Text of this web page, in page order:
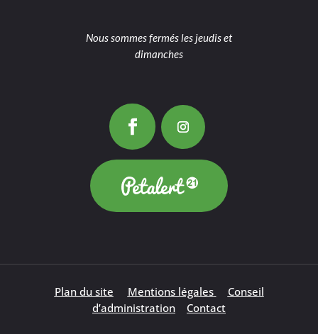
Nous sommes fermés les jeudis et
dimanches
Plan du site Mentions légales
Conseil
d’administration
Contact